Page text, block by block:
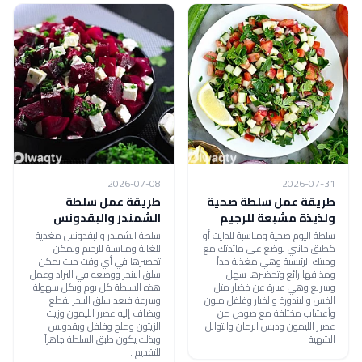
2026-07-31
طريقة عمل سلطة صحية
ولذيذة مشبعة للرجيم
سلطة اليوم صحية ومناسبة للدايت أو
كطبق جانبي يوضع على مائدتك مع
وجبتك الرئيسية وهي مغذية جداً
ومذاقها رائع وتحضيرها سهل
وسريع وهي عبارة عن خضار مثل
الخس والبندورة والخيار وفلفل ملون
وأعشاب مختلفة مع صوص من
عصير الليمون ودبس الرمان والتوابل
الشهية .
2026-07-08
طريقة عمل سلطة
الشمندر والبقدونس
سلطة الشمندر والبقدونس مغذية
للغاية ومناسبة للرجيم ويمكن
تحضيرها في أي وقت حيث يمكن
سلق البنجر ووضعه في البراد وعمل
هذه السلطة كل يوم وبكل سهولة
وسرعة فبعد سلق البنجر يقطع
ويضاف إليه عصير الليمون وزيت
الزيتون وملح وفلفل وبقدونس
وبذلك يكون طبق السلطة جاهزاً
للتقديم .